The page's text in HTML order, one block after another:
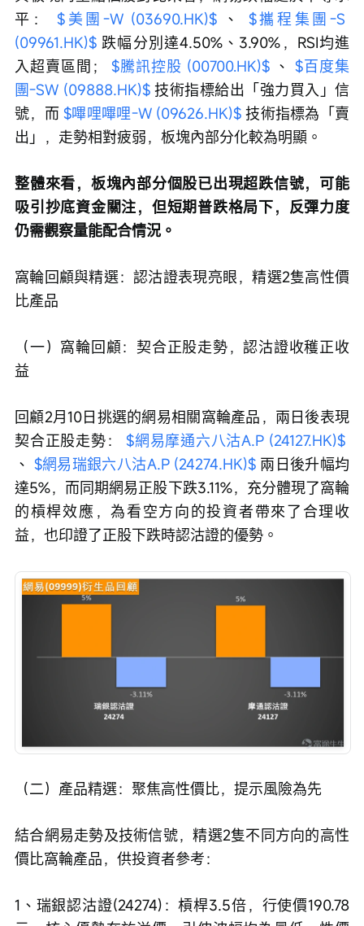
平： $美團-W (03690.HK)$ 、 $攜程集團-S
(09961.HK)$ 跌幅分別達4.50%、3.90%，RSI均進
入超賣區間； $騰訊控股 (00700.HK)$ 、 $百度集
團-SW (09888.HK)$ 技術指標給出「強力買入」信
號，而 $嗶哩嗶哩-W (09626.HK)$ 技術指標為「賣
出」，走勢相對疲弱，板塊內部分化較為明顯。
整體來看，板塊內部分個股已出現超跌信號，可能
吸引抄底資金關注，但短期普跌格局下，反彈力度
仍需觀察量能配合情況。
窩輪回顧與精選：認沽證表現亮眼，精選2隻高性價
比產品
（一）窩輪回顧：契合正股走勢，認沽證收穫正收
益
回顧2月10日挑選的網易相關窩輪產品，兩日後表現
契合正股走勢： $網易摩通六八沽A.P (24127.HK)$
、 $網易瑞銀六八沽A.P (24274.HK)$ 兩日後升幅均
達5%，而同期網易正股下跌3.11%，充分體現了窩輪
的槓桿效應，為看空方向的投資者帶來了合理收
益，也印證了正股下跌時認沽證的優勢。
（二）產品精選：聚焦高性價比，提示風險為先
結合網易走勢及技術信號，精選2隻不同方向的高性
價比窩輪產品，供投資者參考：
1、瑞銀認沽證(24274)：槓桿3.5倍，行使價190.78